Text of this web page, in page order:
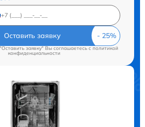
Оставить заявку
заявку" Вы соглашаетесь cполитикой
конфиденциальности